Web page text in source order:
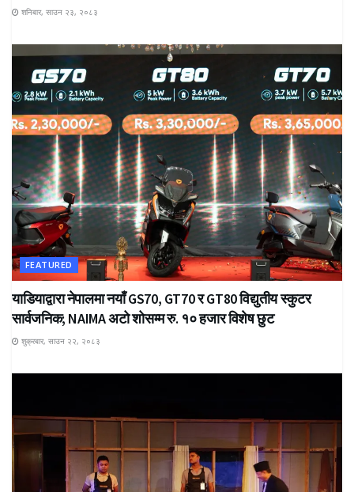
शनिबार, साउन २३, २०८३
FEATURED
याडियाद्वारा नेपालमा नयाँ GS70, GT70 र GT80 विद्युतीय स्कुटर
सार्वजनिक; NAIMA अटो शोसम्म रु. १० हजार विशेष छुट
शुक्रबार, साउन २२, २०८३